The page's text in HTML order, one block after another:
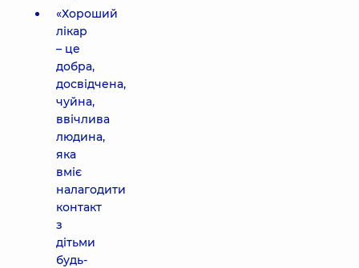
«Хороший
лікар
– це
добра,
досвідчена,
чуйна,
ввічлива
людина,
яка
вміє
налагодити
контакт
з
дітьми
будь-